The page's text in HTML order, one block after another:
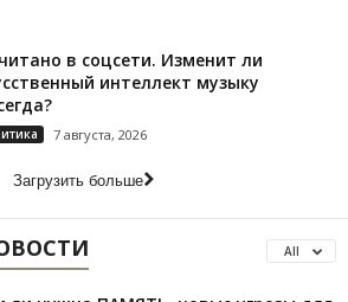
в соцсети. Изменит ли
интеллект музыку
7 августа, 2026
Загрузить больше
All